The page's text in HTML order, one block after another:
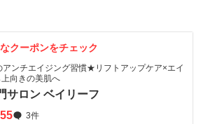
クーポンをチェック
ンチエイジング習慣★リフトアップケア×エイ
向きの美肌へ
サロン ベイリーフ
3件